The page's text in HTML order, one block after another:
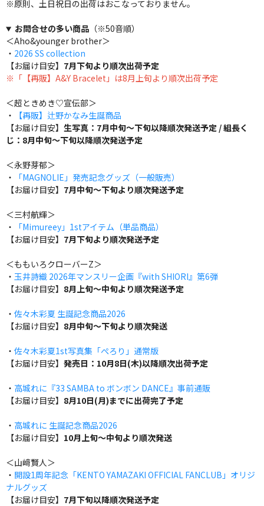
※原則、土日祝日の出荷はおこなっておりません。
お問合せの多い商品（※50音順）
＜Aho&younger brother＞
・ 2026 SS collection
【お届け目安】 7月下旬より順次出荷予定
※「【再販】A&Y Bracelet」は8月上旬より順次出荷予定
＜超ときめき♡宣伝部＞
・
【再販】辻野かなみ生誕商品
【お届け目安】 生写真：7月中旬～下旬以降順次発送予定 / 組長く
じ：8月中旬～下旬以降順次発送予定
＜永野芽郁＞
・
「MAGNOLIE」発売記念グッズ（一般販売）
【お届け目安】 7月中旬～下旬より順次発送予定
＜三村航輝＞
・
「Mimureey」1stアイテム（単品商品）
【お届け目安】 7月下旬より順次発送予定
＜ももいろクローバーZ＞
・ 玉井詩織 2026年マンスリー企画『with SHIORI』第6弾
【お届け目安】 8月上旬～中旬より順次発送予定
・ 佐々木彩夏 生誕記念商品2026
【お届け目安】 8月中旬～下旬より順次発送
・ 佐々木彩夏1st写真集「ぺろり」通常版
【お届け目安】 発売日：10月8日(木)以降順次出荷予定
・ 高城れに『33 SAMBA to ボンボン DANCE』事前通販
【お届け目安】 8月10日(月)までに出荷完了予定
・ 高城れに 生誕記念商品2026
【お届け目安】 10月上旬～中旬より順次発送
＜山﨑賢人＞
・ 開設1周年記念「KENTO YAMAZAKI OFFICIAL FANCLUB」オリジ
ナルグッズ
【お届け目安】 7月下旬以降順次発送予定